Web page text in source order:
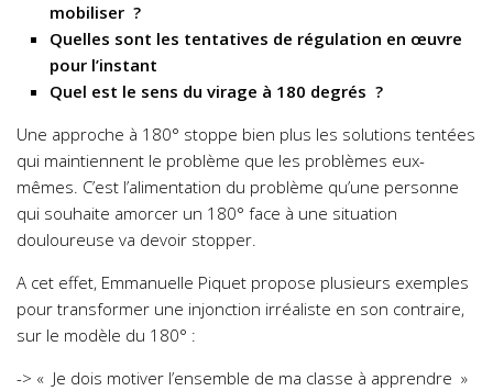
mobiliser ?
Quelles sont les tentatives de régulation en œuvre
pour l’instant
Quel est le sens du virage à 180 degrés ?
Une approche à 180° stoppe bien plus les solutions tentées
qui maintiennent le problème que les problèmes eux-
mêmes. C’est l’alimentation du problème qu’une personne
qui souhaite amorcer un 180° face à une situation
douloureuse va devoir stopper.
A cet effet, Emmanuelle Piquet propose plusieurs exemples
pour transformer une injonction irréaliste en son contraire,
sur le modèle du 180° :
-> « Je dois motiver l’ensemble de ma classe à apprendre »